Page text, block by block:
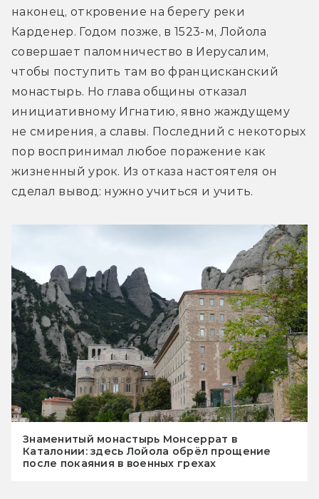
наконец, откровение на берегу реки
Карденер. Годом позже, в 1523-м, Лойола
совершает паломничество в Иерусалим,
чтобы поступить там во францисканский
монастырь. Но глава общины отказал
инициативному Игнатию, явно жаждущему
не смирения, а славы. Последний с некоторых
пор воспринимал любое поражение как
жизненный урок. Из отказа настоятеля он
сделал вывод: нужно учиться и учить.
Знаменитый монастырь Монсеррат в
Каталонии: здесь Лойола обрёл прощение
после покаяния в военных грехах